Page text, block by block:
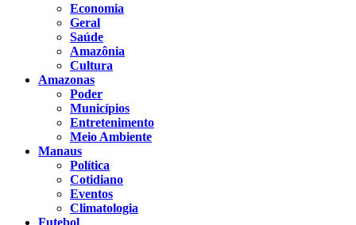
Economia
Geral
Saúde
Amazônia
Cultura
Amazonas
Poder
Municípios
Entretenimento
Meio Ambiente
Manaus
Política
Cotidiano
Eventos
Climatologia
Futebol